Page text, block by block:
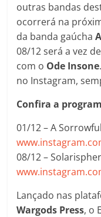
outras bandas
ocorrerá na
da banda gaúcha
08/12 será a vez
com o Ode Insone
no Instagram,
Confira a
01/12 – A
08/12 –
Lançado nas
Wargods Press, o